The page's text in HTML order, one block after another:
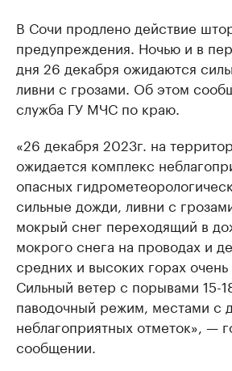
В Сочи продлено действие
предупреждения. Ночью и в
дня 26 декабря ожидаются
ливни с грозами. Об этом
служба ГУ МЧС по краю.
«26 декабря 2023г. на
ожидается комплекс
опасных
сильные дожди, ливни с
мокрый снег переходящий в
мокрого снега на проводах и
средних и высоких горах очень
Сильный ветер с порывами 15-
паводочный режим, местами с
неблагоприятных отметок», —
сообщении.